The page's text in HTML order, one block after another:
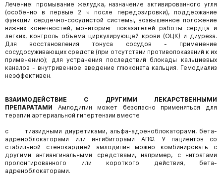
Лечение: промывание желудка, назначение активированного угля
(особенно в первые 2 ч после передозировки), поддержание
функции сердечно-сосудистой системы, возвышенное положение
нижних конечностей, мониторинг показателей работы сердца и
легких, контроль объема циркулирующей крови (ОЦК) и диуреза.
Для восстановления тонуса сосудов - применение
сосудосуживающих средств (при отсутствии противопоказаний к их
применению); для устранения последствий блокады кальциевых
каналов - внутривенное введение глюконата кальция. Гемодиализ
неэффективен.
ВЗАИМОДЕЙСТВИЕ С ДРУГИМИ ЛЕКАРСТВЕННЫМИ
ПРЕПАРАТАМИ Амлодипин может безопасно применяться для
терапии артериальной гипертензии вместе
с тиазидными диуретиками, альфа-адреноблокаторами, бета-
адреноблокаторами или ингибиторами АПФ. У пациентов со
стабильной стенокардией амлодипин можно комбинировать с
другими антиангинальными средствами, например, с нитратами
пролонгированного или короткого действия, бета-
адреноблокаторами.